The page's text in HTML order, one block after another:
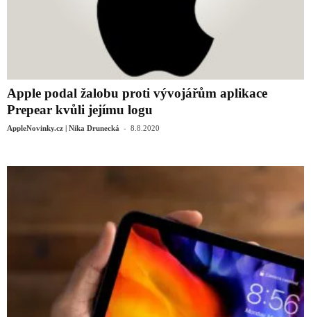
Apple podal žalobu proti vývojářům aplikace
Prepear kvůli jejímu logu
AppleNovinky.cz | Nika Drunecká - 8.8.2020